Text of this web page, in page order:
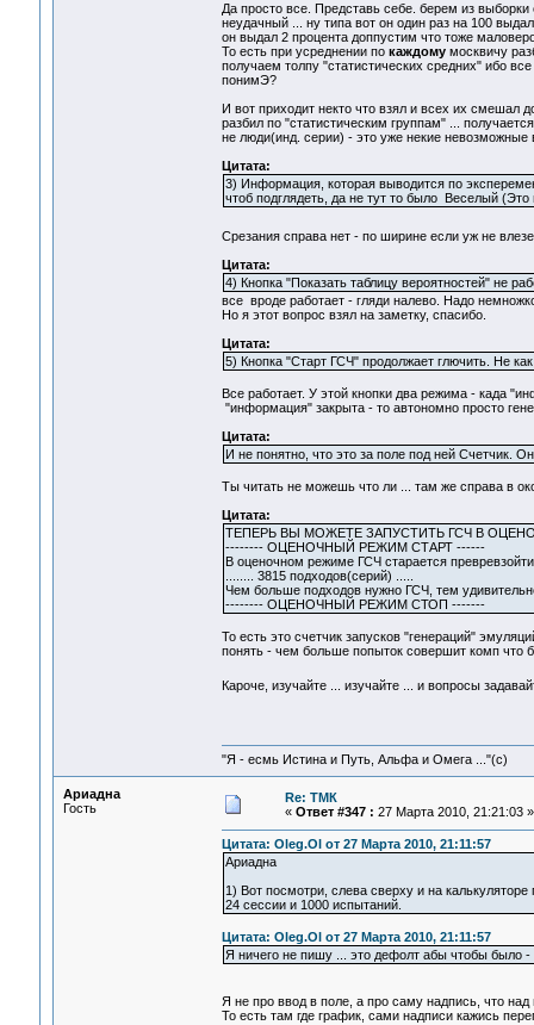
Да просто все. Представь себе. берем из
неудачный ... ну типа вот он один раз на 100
он выдал 2 процента доппустим что тоже
То есть при усреднении по каждомумосквичу
получаем толпу "статистических средних" ибо
понимЭ?
И вот приходит некто что взял и всех их смешал
разбил по "статистическим группам" ...
не люди(инд. серии) - это уже некие
Цитата:
3) Информация, которая выводится по
чтоб подглядеть, да не тут то было Веселый (Это
Срезания справа нет - по ширине если уж не
Цитата:
4) Кнопка "Показать таблицу вероятностей" не
все вроде работает - гляди налево. Надо
Но я этот вопрос взял на заметку, спасибо.
Цитата:
5) Кнопка "Старт ГСЧ" продолжает глючить. Не
Все работает. У этой кнопки два режима - када
"информация" закрыта - то автономно просто
Цитата:
И не понятно, что это за поле под ней Счетчик.
Ты читать не можешь что ли ... там же справа в
Цитата:
ТЕПЕРЬ ВЫ МОЖЕТЕ ЗАПУСТИТЬ ГСЧ В
-------- ОЦЕНОЧНЫЙ РЕЖИМ СТАРТ ------
В оценочном режиме ГСЧ старается
........ 3815 подходов(серий) .....
Чем больше подходов нужно ГСЧ, тем
-------- ОЦЕНОЧНЫЙ РЕЖИМ СТОП -------
То есть это счетчик запусков "генераций"
понять - чем больше попыток совершит комп что
Кароче, изучайте ... изучайте ... и вопросы
"Я - есмь Истина и Путь, Альфа и Омега ..."(с)
Ариадна
Гость
Re: ТМК
« Ответ #347 : 27 Марта 2010, 21:21:03 »
Цитата: Oleg.Ol от 27 Марта 2010, 21:11:57
Ариадна
1) Вот посмотри, слева сверху и на
24 сессии и 1000 испытаний.
Цитата: Oleg.Ol от 27 Марта 2010, 21:11:57
Я ничего не пишу ... это дефолт абы чтобы было -
Я не про ввод в поле, а про саму надпись, что над
То есть там где график, сами надписи кажись